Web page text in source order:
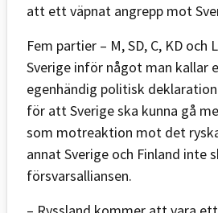
att ett väpnat angrepp mot
Fem partier – M, SD, C, KD och
Sverige inför något man kallar
egenhändig politisk
för att Sverige ska kunna gå
som motreaktion mot det
annat Sverige och Finland inte
försvarsalliansen.